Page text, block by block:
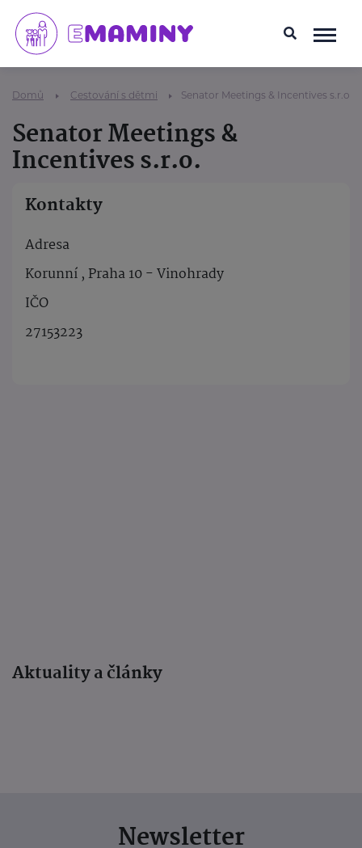
Domů Cestování s dětmi Senator Meetings & Incentives s.r.o.
Senator Meetings &
Incentives s.r.o.
Kontakty
Adresa
Korunní , Praha 10 - Vinohrady
IČO
27153223
Aktuality a články
Newsletter